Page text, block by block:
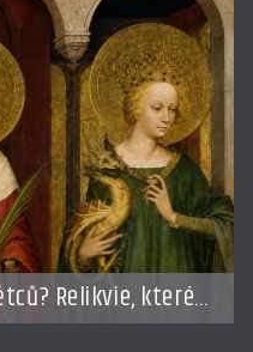
Relikvie, které
úžas